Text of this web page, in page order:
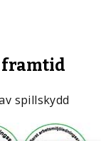
framtid
spillskydd